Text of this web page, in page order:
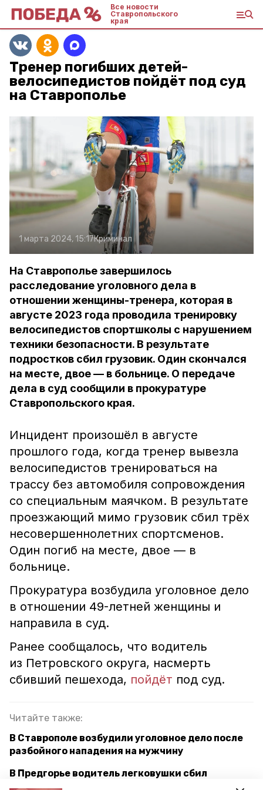
Все новости
Ставропольского
края
Тренер погибших детей-
велосипедистов пойдёт под суд
на Ставрополье
1 марта 2024, 15:17Криминал
На Ставрополье завершилось
расследование уголовного дела в
отношении женщины-тренера, которая в
августе 2023 года проводила тренировку
велосипедистов спортшколы с нарушением
техники безопасности. В результате
подростков сбил грузовик. Один скончался
на месте, двое — в больнице. О передаче
дела в суд сообщили в прокуратуре
Ставропольского края.
Инцидент произошёл в августе
прошлого года, когда тренер вывезла
велосипедистов тренироваться на
трассу без автомобиля сопровождения
со специальным маячком. В результате
проезжающий мимо грузовик сбил трёх
несовершеннолетних спортсменов.
Один погиб на месте, двое — в
больнице.
Прокуратура возбудила уголовное дело
в отношении 49-летней женщины и
направила в суд.
Ранее сообщалось, что водитель
из Петровского округа, насмерть
сбивший пешехода, пойдёт под суд.
Читайте также:
В Ставрополе возбудили уголовное дело после
разбойного нападения на мужчину
В Предгорье водитель легковушки сбил
женщину насмерть и скрылся с места ДТП